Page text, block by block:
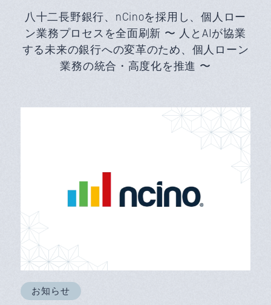
八十二長野銀行、nCinoを採用し、個人ロー
ン業務プロセスを全面刷新 〜 人とAIが協業
する未来の銀行への変革のため、個人ローン
業務の統合・高度化を推進 〜
お知らせ